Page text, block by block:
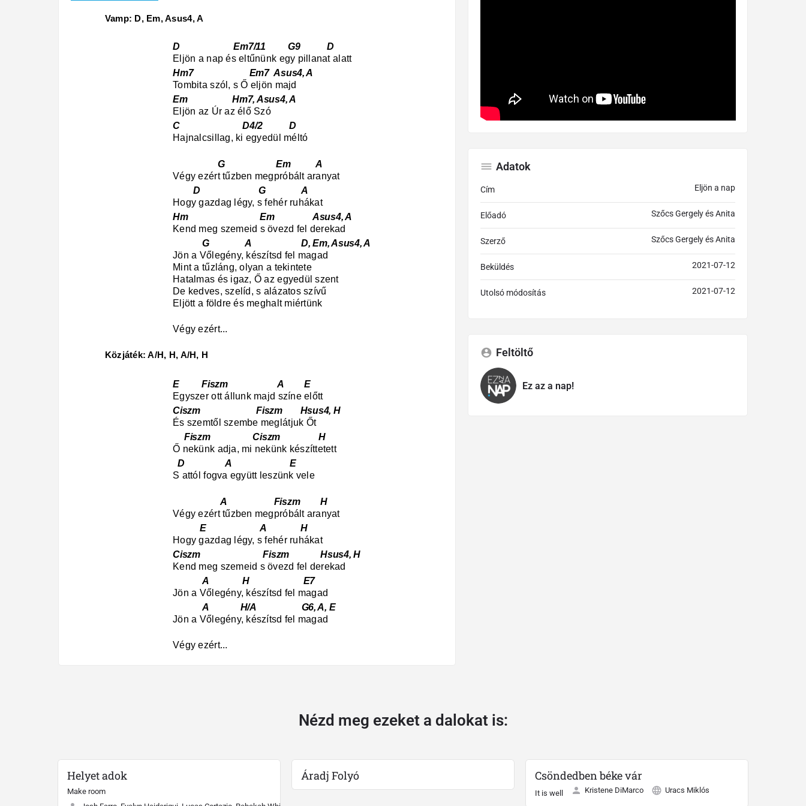
Vamp: D, Em, Asus4, A
D Em7/11 G9 D
Eljön a nap és eltűnünk egy pillanat alatt
Hm7 Em7 Asus4, A
Tombita szól, s Ő eljön majd
Em Hm7, Asus4, A
Eljön az Úr az élő Szó
C D4/2 D
Hajnalcsillag, ki egyedül méltó
G Em A
Végy ezért tűzben megpróbált aranyat
D G A
Hogy gazdag légy, s fehér ruhákat
Hm Em Asus4, A
Kend meg szemeid s övezd fel derekad
G A D, Em, Asus4, A
Jön a Vőlegény, készítsd fel magad
Mint a tűzláng, olyan a tekintete
Hatalmas és igaz, Ő az egyedül szent
De kedves, szelíd, s alázatos szívű
Eljött a földre és meghalt miértünk
Végy ezért...
Közjáték: A/H, H, A/H, H
E Fiszm A E
Egyszer ott állunk majd színe előtt
Ciszm Fiszm Hsus4, H
És szemtől szembe meglátjuk Őt
Fiszm Ciszm H
Ő nekünk adja, mi nekünk készíttetett
D A E
S attól fogva együtt leszünk vele
A Fiszm H
Végy ezért tűzben megpróbált aranyat
E A H
Hogy gazdag légy, s fehér ruhákat
Ciszm Fiszm Hsus4, H
Kend meg szemeid s övezd fel derekad
A H E7
Jön a Vőlegény, készítsd fel magad
A H/A G6, A, E
Jön a Vőlegény, készítsd fel magad
Végy ezért...
Adatok
Cím Eljön a nap
Előadó Szőcs Gergely és Anita
Szerző Szőcs Gergely és Anita
Beküldés 2021-07-12
Utolsó módosítás 2021-07-12
Feltöltő
Ez az a nap!
Nézd meg ezeket a dalokat is:
Helyet adok
Make room
Áradj Folyó Csöndedben béke vár
It is well Kristene DiMarco Uracs Miklós